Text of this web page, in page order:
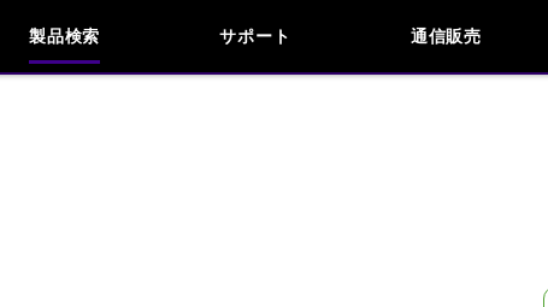
製品検索 サポート
お問い合わせ
よくあるご質問
通信販売